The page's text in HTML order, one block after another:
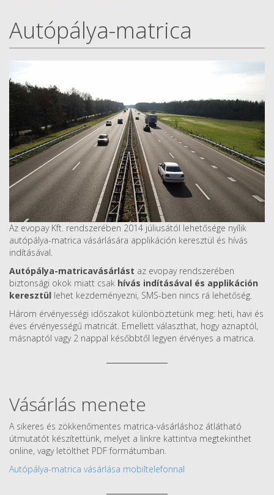
Autópálya-matrica
Az evopay Kft. rendszerében 2014 júliusától lehetősége nyílik
autópálya-matrica vásárlására applikáción keresztül és hívás
indításával.
Autópálya-matricavásárlást az evopay rendszerében
biztonsági okok miatt csak hívás indításával és applikáción
keresztül lehet kezdeményezni, SMS-ben nincs rá lehetőség.
Három érvényességi időszakot különböztetünk meg: heti, havi és
éves érvényességű matricát. Emellett választhat, hogy aznaptól,
másnaptól vagy 2 nappal későbbtől legyen érvényes a matrica.
Vásárlás menete
A sikeres és zökkenőmentes matrica-vásárláshoz átlátható
útmutatót készítettünk, melyet a linkre kattintva megtekinthet
online, vagy letölthet PDF formátumban.
Autópálya-matrica vásárlása mobiltelefonnal